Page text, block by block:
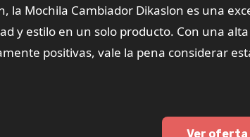
la Mochila Cambiador Dikaslon es una
y estilo en un solo producto. Con una
positivas, vale la pena considerar
Ver oferta